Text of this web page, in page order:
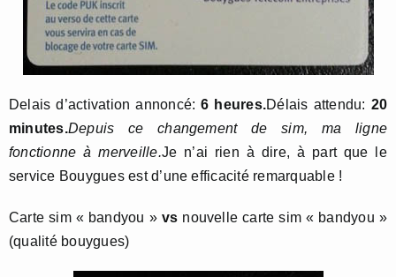
Delais d’activation annoncé:6 heures.Délais attendu: 20
minutes.Depuis ce changement de sim, ma ligne
fonctionne à merveille.Je n’ai rien à dire, à part que le
service Bouygues est d’une efficacité remarquable !
Carte sim « bandyou » vs nouvelle carte sim « bandyou »
(qualité bouygues)